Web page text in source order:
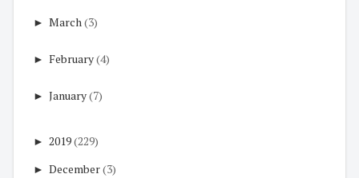
► March(3)
► February(4)
► January(7)
► 2019(229)
► December(3)